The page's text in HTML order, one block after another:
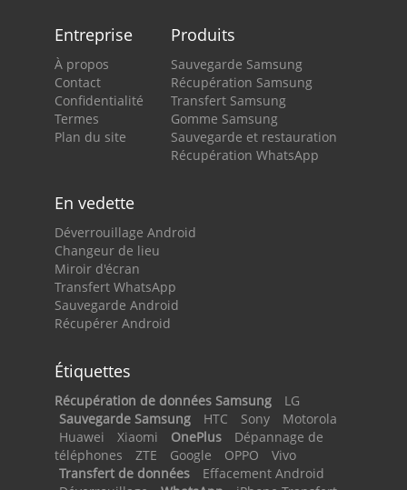
Entreprise
À propos
Contact
Confidentialité
Termes
Plan du site
Produits
Sauvegarde Samsung
Récupération Samsung
Transfert Samsung
Gomme Samsung
Sauvegarde et restauration
Récupération WhatsApp
En vedette
Déverrouillage Android
Changeur de lieu
Miroir d'écran
Transfert WhatsApp
Sauvegarde Android
Récupérer Android
Étiquettes
Récupération de données Samsung
LG
Sauvegarde Samsung
HTC Sony
Motorola
Huawei
Xiaomi OnePlus
Dépannage de
téléphones
ZTE Google OPPO
Vivo
Transfert de données
Effacement Android